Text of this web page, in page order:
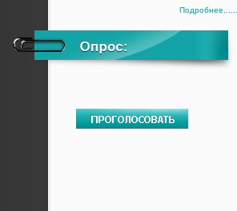
Подробнее.......